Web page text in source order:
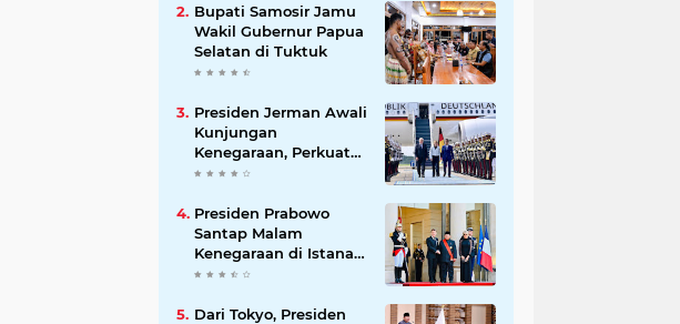
Bupati Samosir Jamu
Wakil Gubernur Papua
Selatan di Tuktuk
Presiden Jerman Awali
Kunjungan
Kenegaraan, Perkuat
Kemitraan Strategis
Presiden Prabowo
Santap Malam
Kenegaraan di Istana
Élysée Paris
Dari Tokyo, Presiden